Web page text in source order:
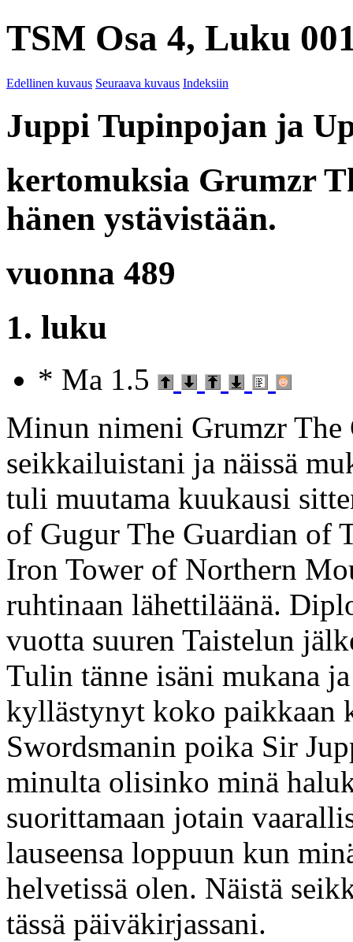
TSM Osa 4, Luku
Edellinen kuvaus Seuraava kuvaus Indeksiin
Juppi Tupinpojan ja
kertomuksia Grumzr
hänen ystävistään.
vuonna 489
1. luku
* Ma 1.5
Minun nimeni Grumzr The
seikkailuistani ja näissä
tuli muutama kuukausi
of Gugur The Guardian of
Iron Tower of Northern
ruhtinaan lähettiläänä.
vuotta suuren Taistelun
Tulin tänne isäni mukana
kyllästynyt koko paikkaan
Swordsmanin poika Sir
minulta olisinko minä
suorittamaan jotain
lauseensa loppuun kun
helvetissä olen. Näistä
tässä päiväkirjassani.